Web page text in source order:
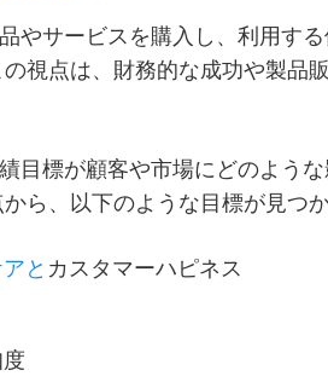
やサービスを購入し、利用す
視点は、財務的な成功や製品
目標が顧客や市場にどのよう
ら、以下のような目標が見つ
と カスタマーハピネス